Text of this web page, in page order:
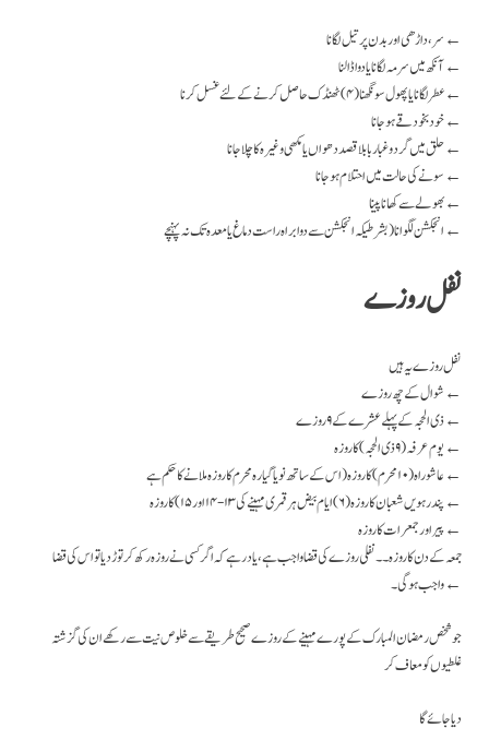
سر، داڑھی اور بدن پر تیل لگانا ←
آنکھ میں سرمہ لگانا یا دوا ڈالنا ←
عطر لگانا یا پھول سونگھنا (۴) ٹھنڈک حاصل کرنے کے لئے غسل کرنا ←
خود بخود قے ہو جانا←
حلق میں گرد و غبار با بلا قصد دھواں یا مکھی وغیرہ کا چلا جانا ←
سونے کی حالت میں احتلام ہو جانا ←
بھولے سے کھانا پینا ←
انجکشن لگوانا (بشرطیکہ انجکشن سے دوا براہ راست دماغ یا معدہ تک نہ پہنچے ←
نفل روزے
نفل روزے یہ ہیں
شوال کے چھ روزے ←
ذی الحجہ کے پہلے عشرے کے ۹ روزے ←
یوم عرفہ (۹ ذی الحجہ ) کا روزه ←
عاشوراہ ( ۱۰ محرم) کا روزہ (اس کے ساتھ نو یا گیارہ محرم کا روزہ ملانے کا حکم ہے ←
پندرہویں شعبان کا روزہ (۶) ایام بیض ہر قمری مہینے کی ۱۳-۱۴ اور ۱۵ ) کا روزہ ←
پیر اور جمعرات کا روزہ ←
جمعہ کے دن کا روزہ ۔ ۔ نفلی روزے کی قضا واجب ہے، یاد رہے کہ اگر کسی نے روزہ رکھ کر توڑ دیا تو اس کی قضا
واجب ہوگی۔ ←
جو شخص رمضان المبارک کے پورے مہینے کے روزے صحیح طریقے سے خلوص نیت سے رکھے ان کی گزشتہ
غلطیوں کو معاف کر
دیا جائے گا